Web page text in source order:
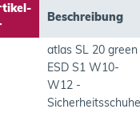
Beschreibung
atlas SL 20 green
ESD S1 W10-
W12 -
Sicherheitsschuhe